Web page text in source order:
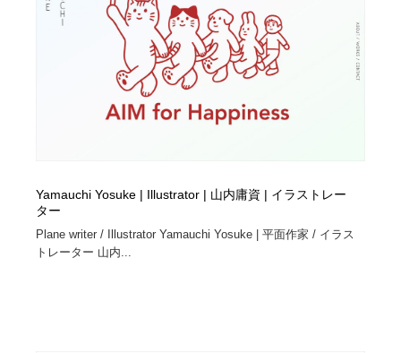
Yamauchi Yosuke | Illustrator | 山内庸資 | イラストレー
ター
Plane writer / Illustrator Yamauchi Yosuke | 平面作家 / イラス
トレーター 山内...